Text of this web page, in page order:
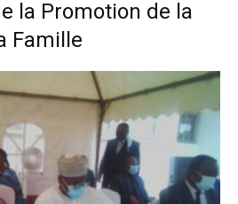
la Promotion de la
Famille